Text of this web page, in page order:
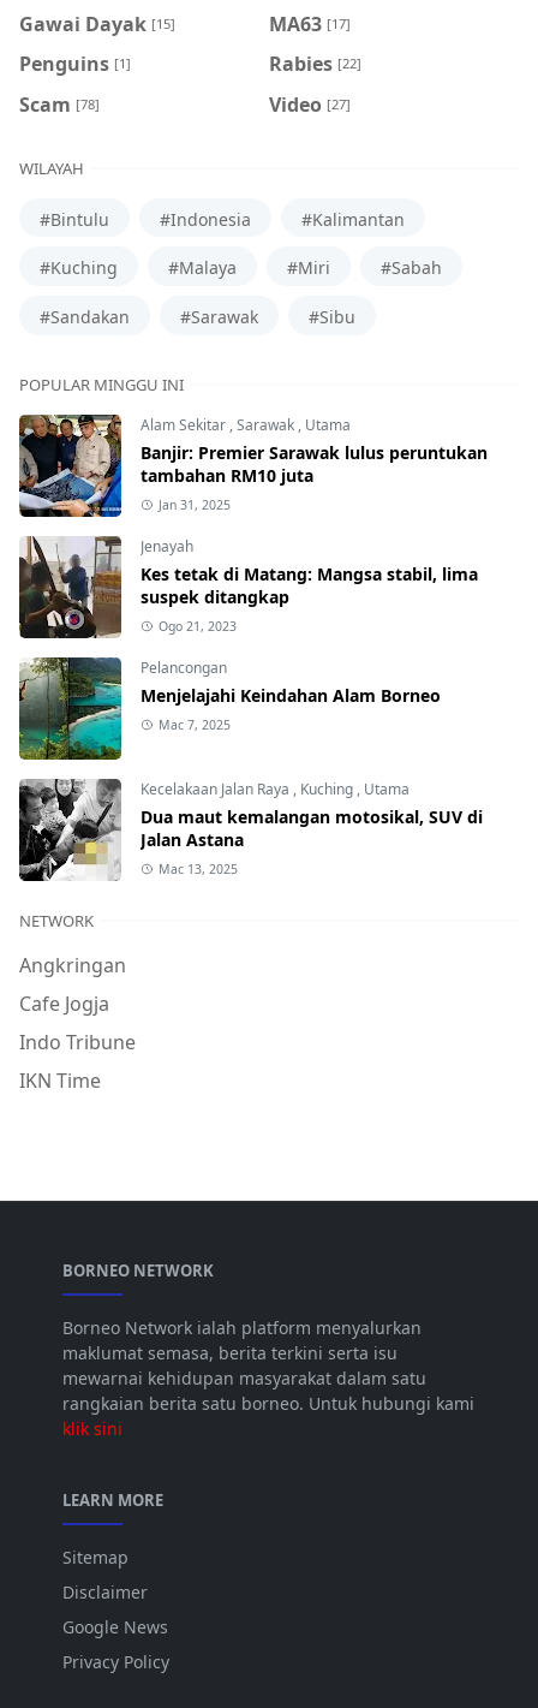
Gawai Dayak [15] MA63 [17]
Penguins [1] Rabies [22]
Scam [78] Video [27]
WILAYAH
#Bintulu #Indonesia #Kalimantan
#Kuching #Malaya #Miri #Sabah
#Sandakan #Sarawak #Sibu
POPULAR MINGGU INI
Alam Sekitar ,Sarawak , Utama
Banjir: Premier Sarawak lulus peruntukan
tambahan RM10 juta
Jan 31, 2025
Jenayah
Kes tetak di Matang: Mangsa stabil, lima
suspek ditangkap
Ogo 21, 2023
Pelancongan
Menjelajahi Keindahan Alam Borneo
Mac 7, 2025
Kecelakaan Jalan Raya , Kuching , Utama
Dua maut kemalangan motosikal, SUV di
Jalan Astana
Mac 13, 2025
NETWORK
Angkringan
Cafe Jogja
Indo Tribune
IKN Time
BORNEO NETWORK
Borneo Network ialah platform menyalurkan
maklumat semasa, berita terkini serta isu
mewarnai kehidupan masyarakat dalam satu
rangkaian berita satu borneo. Untuk hubungi kami
klik sini
LEARN MORE
Sitemap
Disclaimer
Google News
Privacy Policy